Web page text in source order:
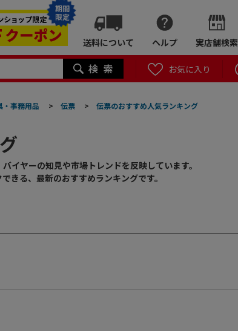
期間
限定
送料について ヘルプ 実店舗検索
お気に入り
・事務用品 > 伝票 > 伝票のおすすめ人気ランキング
イヤーの知見や市場トレンドを反映しています。
きる、最新のおすすめランキングです。